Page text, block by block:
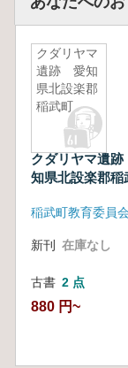
クダリヤマ
遺跡 愛知
県北設楽郡
稲武町
クダリヤマ遺
知県北設楽郡稲
稲武町教育委員
新刊 在庫なし
古書 2 点
880 円~